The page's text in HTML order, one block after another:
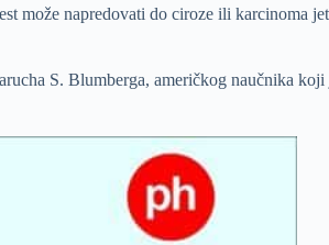
može napredovati do ciroze ili karcinoma
S. Blumberga, američkog naučnika